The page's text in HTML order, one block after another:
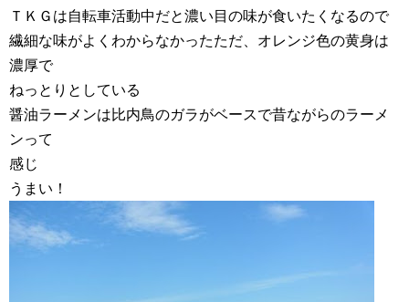
ＴＫＧは自転車活動中だと濃い目の味が食いたくなるので
繊細な味がよくわからなかったただ、オレンジ色の黄身は
濃厚で
ねっとりとしている
醤油ラーメンは比内鳥のガラがベースで昔ながらのラーメ
ンって
感じ
うまい！